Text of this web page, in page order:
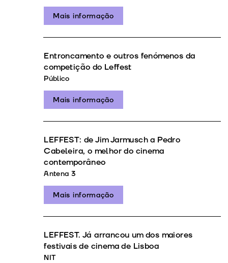
Mais informação
Entroncamento e outros fenómenos da
competição do Leffest
Público
Mais informação
LEFFEST: de Jim Jarmusch a Pedro
Cabeleira, o melhor do cinema
contemporâneo
Antena 3
Mais informação
LEFFEST. Já arrancou um dos maiores
festivais de cinema de Lisboa
NIT